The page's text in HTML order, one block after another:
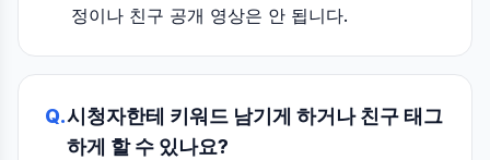
정이나 친구 공개 영상은 안 됩니다.
Q.시청자한테 키워드 남기게 하거나 친구 태그
하게 할 수 있나요?